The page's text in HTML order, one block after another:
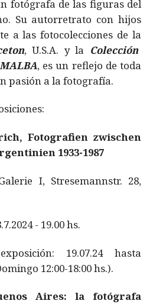
fotógrafa de las figuras del
Su autorretrato con hijos
a las fotocolecciones de la
, U.S.A. y la Colección
, es un reflejo de toda
pasión a la fotografía.
Fotografien zwischen
1933-1987
I, Stresemannstr. 28,
- 19.00 hs.
19.07.24 hasta
12:00-18:00 hs.).
Aires: la fotógrafa